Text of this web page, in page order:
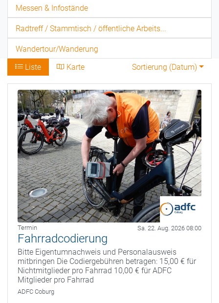
Messen & Infostände
Radtreff / Stammtisch / öffentliche Arbeits...
Wandertour/Wanderung
Liste
Karte Sortierung (Datum)
Termin Sa. 22. Aug. 2026 08:00
Fahrradcodierung
Bitte Eigentumnachweis und Personalausweis
mitbringen Die Codiergebühren betragen: 15,00 € für
Nichtmitglieder pro Fahrrad 10,00 € für ADFC
Mitglieder pro Fahrrad
ADFC Coburg